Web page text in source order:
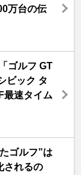
万台の伝
ゴルフ GT
ビック タ
最速タイム
ゴルフ”は
されるの